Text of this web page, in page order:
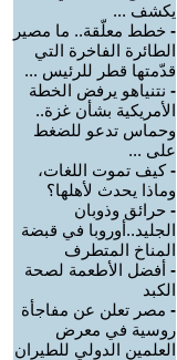
يكشف ...
- خطط معلّقة.. ما مصير
الطائرة الفاخرة التي
قدّمتها قطر للرئيس ...
- نتنياهو يرفض الخطة
الأمريكية بشأن غزة..
وحماس تدعو للضغط
على ...
-كيف تموت اللغات،
وماذا يحدث لأهلها؟
- حرائق وذوبان
الجليد..أوروبا في قبضة
المناخ المتطرف
- أفضل الأطعمة لصحة
الكبد
- مصر تعلن عن مفاجأة
روسية في معرض
العلمين الدولي للطيران